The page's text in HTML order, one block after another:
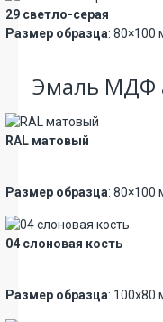
29 светло-серая
Размер образца: 80×100
Эмаль МДФ
RAL матовый
Размер образца: 80×100
04 слоновая кость
Размер образца: 100х80